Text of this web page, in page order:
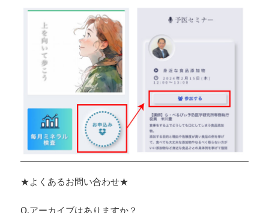
★よくあるお問い合わせ★
Q.アーカイブはありますか？